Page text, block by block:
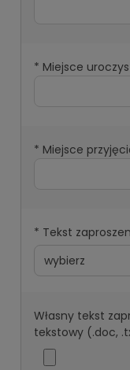
* Miejsce
* Miejsce
* Tekst
Własny tekst
tekstowy (.doc,